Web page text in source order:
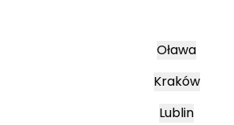
Oława
Kraków
Lublin